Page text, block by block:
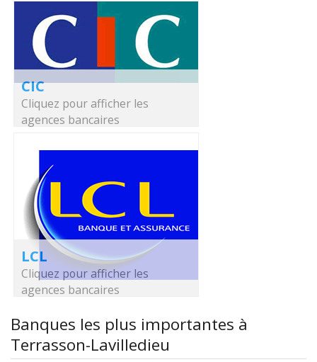
CIC
Cliquez pour afficher les
agences bancaires
LCL
Cliquez pour afficher les
agences bancaires
Banques les plus importantes à
Terrasson-Lavilledieu